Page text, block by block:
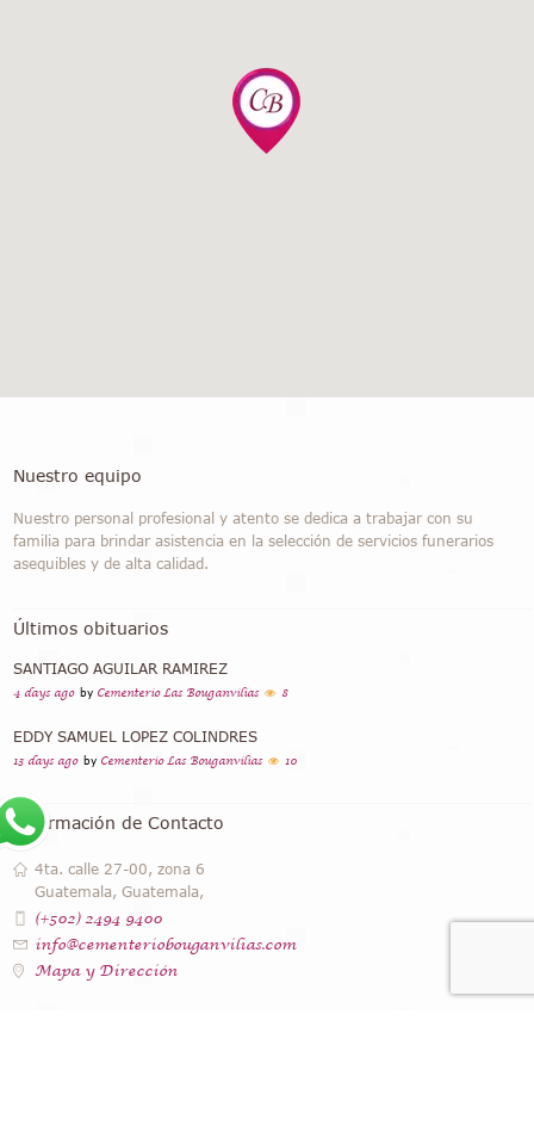
Nuestro equipo
Nuestro personal profesional y atento se dedica a trabajar con su
familia para brindar asistencia en la selección de servicios funerarios
asequibles y de alta calidad.
Últimos obituarios
SANTIAGO AGUILAR RAMIREZ
4 days ago by Cementerio Las Bouganvilias 8
EDDY SAMUEL LOPEZ COLINDRES
13 days ago by Cementerio Las Bouganvilias 10
Información de Contacto
4ta. calle 27-00, zona 6
Guatemala, Guatemala,
(+502) 2494 9400
info@cementeriobouganvilias.com
Mapa y Dirección